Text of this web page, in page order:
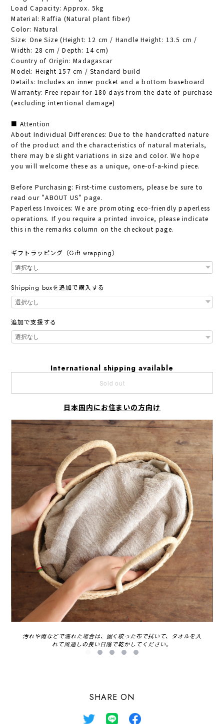
Load Capacity: Approx. 5kg
Material: Raffia (Natural plant fiber)
Color: Natural
Size: One Size (Height: 12 cm / Handle Height: 13.5 cm /
Width: 28 cm / Depth: 14 cm)
Country of Origin: Madagascar
Model: Height 157 cm / Standard build
Details: Includes an inner pocket and a bottom baseboard
Warranty: Free repair for 180 days from the date of purchase
(excluding intentional damage)
■ Attention
About Individual Differences: Due to the handcrafted nature
of the product and the characteristics of natural materials,
there may be slight variations in size and color. We hope
you will welcome these as a unique, one-of-a-kind piece.
Before Purchasing: First-time customers, please be sure to
read our "ABOUT US" page.
Paperless Invoices: We are promoting eco-friendly paperless
operations. If you require a printed invoice, please indicate
this in the remarks column on the checkout page.
ギフトラッピング（Gift wrapping）
Shipping boxを追加で購入する
追加で支援する
International shipping available
Sold out
日本国内にお住まいの方向け
汚れや雨などで濡れた場合は、固く絞った布で拭いて、タオルを入
れて風通しの良い日陰で乾かしてください。
SHARE ON